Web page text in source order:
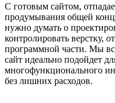
С готовым сайтом,
продумывания общей
нужно думать о
контролировать верстку,
программной части. Мы
сайт идеально подойдет
многофункционального
без лишних расходов.